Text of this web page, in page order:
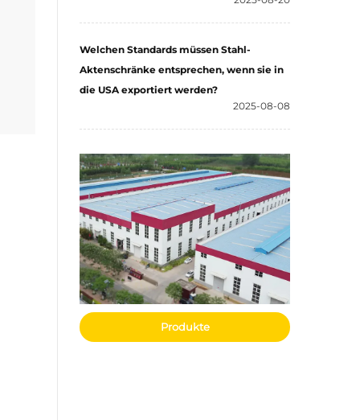
Welchen Standards müssen Stahl-
Aktenschränke entsprechen, wenn sie in
die USA exportiert werden?
2025-08-08
Produkte